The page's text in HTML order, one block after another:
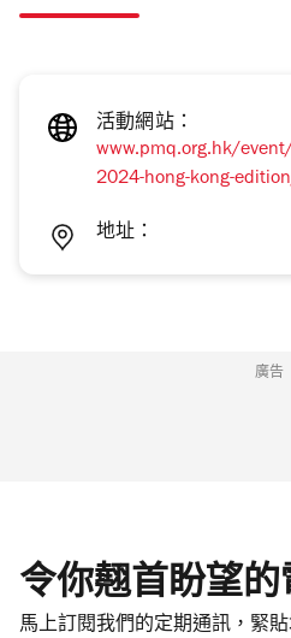
活動網站：
www.pmq.org.hk/
2024-hong-kong-
地址：
廣告
令你翹首盼望的
馬上訂閱我們的定期通訊，緊